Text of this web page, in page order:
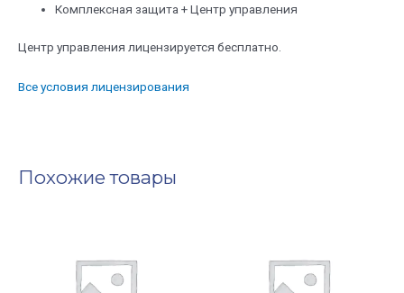
Комплексная защита + Центр управления
Центр управления лицензируется бесплатно.
Все условия лицензирования
Похожие товары